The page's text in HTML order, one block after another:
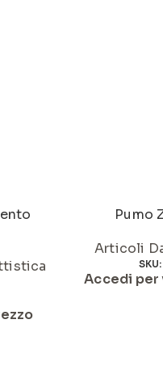
Pumo
Articoli
SKU:
Accedi per